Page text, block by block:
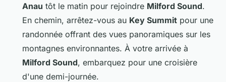
Anau tôt le matin pour rejoindre Milford Sound.
En chemin, arrêtez-vous au Key Summit pour une
randonnée offrant des vues panoramiques sur les
montagnes environnantes. À votre arrivée à
Milford Sound, embarquez pour une croisière
d'une demi-journée.